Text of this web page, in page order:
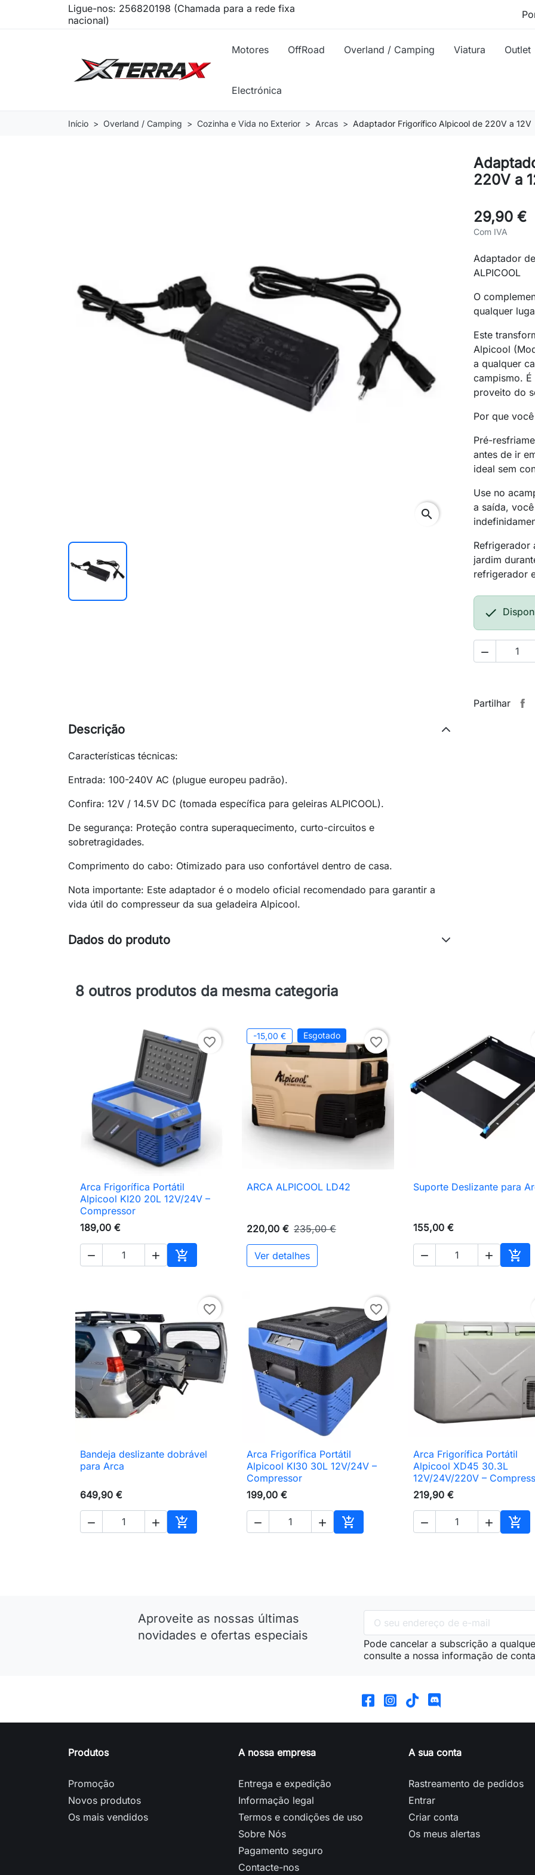
Ligue-nos: 256820198 (Chamada para a rede fixa
nacional)
Motores OffRoad Overland / Camping Viatura Outlet
Electrónica
Início Overland / Camping Cozinha e Vida no Exterior Arcas Adaptador Frigorífico Alpicool de 220V a 12V
search
220V a
29,90 €
Com IVA
Adaptador
ALPICOOL
O
qualquer
Este
Alpicool
a qualquer
campismo.
proveito do
Por que
Pré-
antes de ir
ideal sem
Use no
a saída,
Refrigerador
jardim
refrigerador


Partilhar
Descrição
Características técnicas:
Entrada: 100-240V AC (plugue europeu padrão).
Confira: 12V / 14.5V DC (tomada específica para geleiras ALPICOOL).
De segurança: Proteção contra superaquecimento, curto-circuitos e
sobretragidades.
Comprimento do cabo: Otimizado para uso confortável dentro de casa.
Nota importante: Este adaptador é o modelo oficial recomendado para garantir a
vida útil do compresseur da sua geladeira Alpicool.
Dados do produto
8 outros produtos da mesma categoria
favorite_border
 Vista rápida
Arca Frigorífica Portátil
Alpicool KI20 20L 12V/24V –
Compressor
189,00 €
  
Adicionar ao carrinho
-15,00 € Esgotado favorite_border
 Vista rápida
ARCA ALPICOOL LD42
220,00 € 235,00 €
Ver detalhes
 Vista rápida
Suporte Deslizante para
155,00 €
  
favorite_border
 Vista rápida
Bandeja deslizante dobrável
para Arca
649,90 €
  
Adicionar ao carrinho
favorite_border
 Vista rápida
Arca Frigorífica Portátil
Alpicool KI30 30L 12V/24V –
Compressor
199,00 €
  
Adicionar ao carrinho
 Vista rápida
Arca Frigorífica Portátil
Alpicool XD45 30.3L
12V/24V/220V –
219,90 €
  
Aproveite as nossas últimas
novidades e ofertas especiais
Pode cancelar a subscrição a
consulte a nossa informação de
Produtos
Promoção
Novos produtos
Os mais vendidos
A nossa empresa
Entrega e expedição
Informação legal
Termos e condições de uso
Sobre Nós
Pagamento seguro
Contacte-nos
A sua conta
Rastreamento de pedidos
Entrar
Criar conta
Os meus alertas